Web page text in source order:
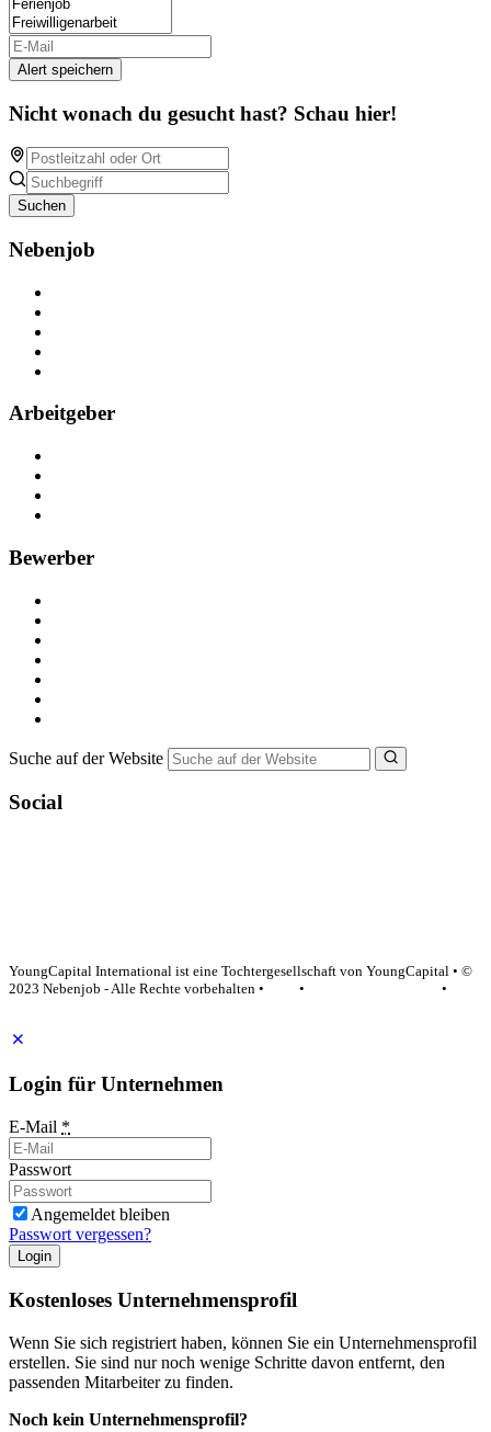
Alert speichern
Nicht wonach du gesucht hast? Schau hier!
Suchen
Nebenjob
Arbeitgeber
Bewerber
Suche auf der Website
Social
YoungCapital International ist eine Tochtergesellschaft von YoungCapital • ©
2023 Nebenjob - Alle Rechte vorbehalten •
•
•
Login für Unternehmen
E-Mail *
Passwort
Angemeldet bleiben
Passwort vergessen?
Login
Kostenloses Unternehmensprofil
Wenn Sie sich registriert haben, können Sie ein Unternehmensprofil
erstellen. Sie sind nur noch wenige Schritte davon entfernt, den
passenden Mitarbeiter zu finden.
Noch kein Unternehmensprofil?